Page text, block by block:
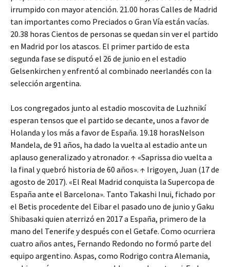
irrumpido con mayor atención. 21.00 horas Calles de Madrid
tan importantes como Preciados o Gran Vía están vacías.
20.38 horas Cientos de personas se quedan sin ver el partido
en Madrid por los atascos. El primer partido de esta
segunda fase se disputó el 26 de junio en el estadio
Gelsenkirchen y enfrentó al combinado neerlandés con la
selección argentina.
Los congregados junto al estadio moscovita de Luzhnikí
esperan tensos que el partido se decante, unos a favor de
Holanda y los más a favor de España. 19.18 horasNelson
Mandela, de 91 años, ha dado la vuelta al estadio ante un
aplauso generalizado y atronador. ↑ «Saprissa dio vuelta a
la final y quebró historia de 60 años». ↑ Irigoyen, Juan (17 de
agosto de 2017). «El Real Madrid conquista la Supercopa de
España ante el Barcelona». Tanto Takashi Inui, fichado por
el Betis procedente del Eibar el pasado uno de junio y Gaku
Shibasaki quien aterrizó en 2017 a España, primero de la
mano del Tenerife y después con el Getafe. Como ocurriera
cuatro años antes, Fernando Redondo no formó parte del
equipo argentino. Aspas, como Rodrigo contra Alemania,